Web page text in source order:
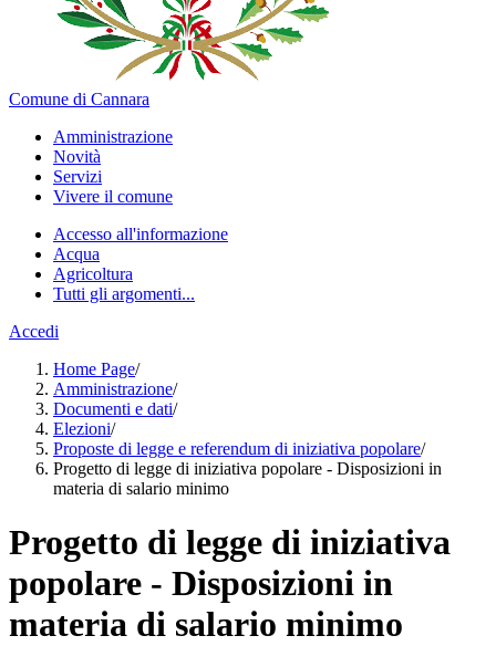
Comune di Cannara
Amministrazione
Novità
Servizi
Vivere il comune
Accesso all'informazione
Acqua
Agricoltura
Tutti gli argomenti...
Accedi
Home Page/
Amministrazione/
Documenti e dati/
Elezioni/
Proposte di legge e referendum di iniziativa popolare/
Progetto di legge di iniziativa popolare - Disposizioni in
materia di salario minimo
Progetto di legge di iniziativa
popolare - Disposizioni in
materia di salario minimo